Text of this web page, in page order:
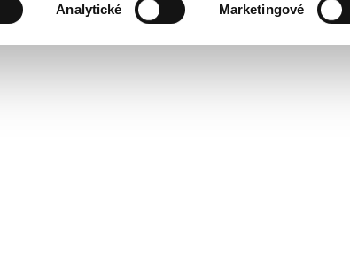
Analytické Marketingové